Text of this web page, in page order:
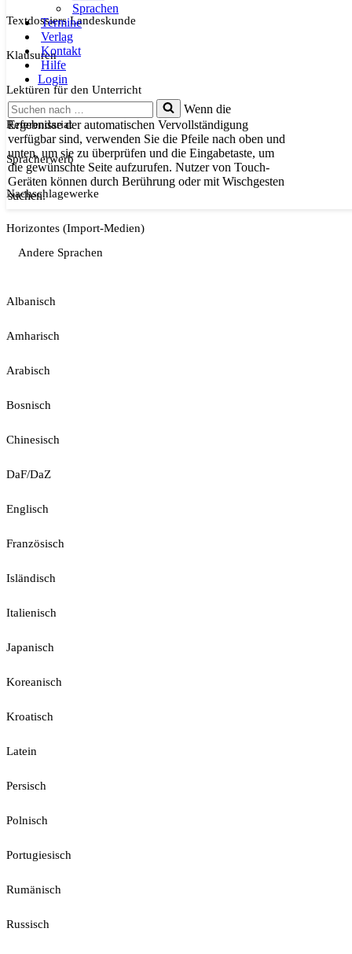
Sprachen
Termine
Verlag
Kontakt
Hilfe
Login
Suchen
nach …
Wenn die
Ergebnisse der automatischen Vervollständigung
verfügbar sind, verwenden Sie die Pfeile nach oben und
unten, um sie zu überprüfen und die Eingabetaste, um
die gewünschte Seite aufzurufen. Nutzer von Touch-
Geräten können durch Berührung oder mit Wischgesten
suchen.
Textdossiers Landeskunde
Klausuren
Lektüren für den Unterricht
Referendariat
Spracherwerb
Nachschlagewerke
Horizontes (Import-Medien)
Andere Sprachen
Albanisch
Amharisch
Arabisch
Bosnisch
Chinesisch
DaF/DaZ
Englisch
Französisch
Isländisch
Italienisch
Japanisch
Koreanisch
Kroatisch
Latein
Persisch
Polnisch
Portugiesisch
Rumänisch
Russisch